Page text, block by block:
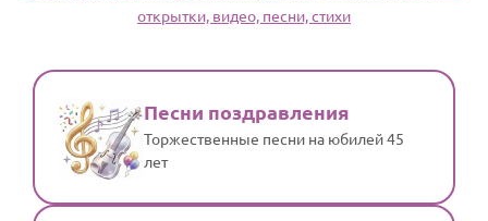
открытки, видео, песни, стихи
Песни поздравления
Торжественные песни на юбилей 45
лет